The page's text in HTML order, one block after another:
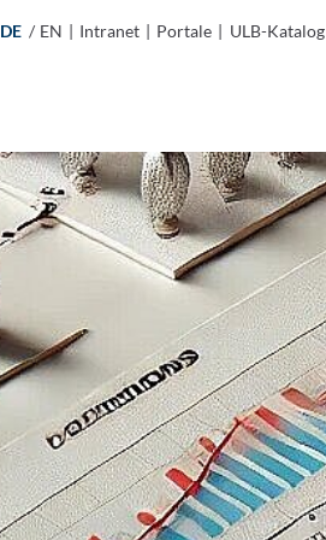
DE / EN | Intranet | Portale | ULB-Katalog